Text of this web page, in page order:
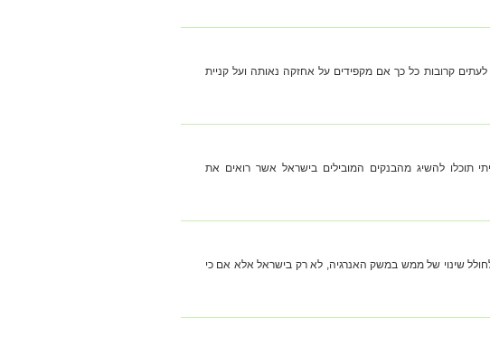
לעתים קרובות כל כך אם מקפידים על אחזקה נאותה ועל קניית
תוכלו להשיג מהבנקים המובילים בישראל אשר רואים את
שינוי של ממש במשק האנרגיה, לא רק בישראל אלא אם כי